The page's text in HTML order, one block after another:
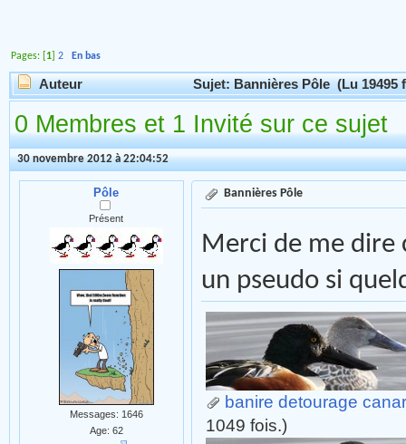
Pages: [ 1 ]2 En bas
Auteur Sujet: Bannières Pôle (Lu 19495
0 Membres et 1 Invité sur ce sujet
30 novembre 2012 à 22:04:52
Pôle
Présent
Messages: 1646
Age: 62
Bannières Pôle
Merci de me dire
un pseudo si
banire detourage
1049 fois.)